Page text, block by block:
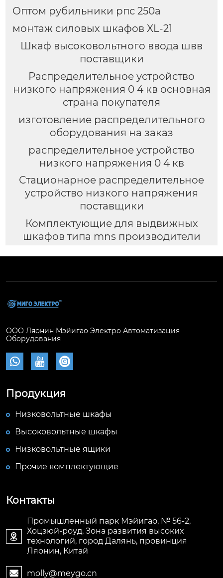
Оптом рубильники рпс 250а
монтаж силовых шкафов XL-21
Шкаф высоковольтного ввода швв
поставщики
Распределительное устройство
низкого напряжения 0 4 кв основная
страна покупателя
изготовление распределительного
оборудования на заказ
распределительное устройство
низкого напряжения 0 4 кв
Стационарное распределительное
устройство низкого напряжения
поставщики
Комплектующие для выдвижных
шкафов типа mns производители
ООО Ляонин Мэйигао Электро Автоматизация
Оборудования
  
Продукция
Низковольтные шкафы
Высоковольтные шкафы
Низковольтные ящики
Прочие комплектующие
Контакты

Промышленный парк Мэйигао, № 56-2,
Хоцзюй-роуд, Зона развития высоких
технологий, город Далянь, провинция
Ляонин, Китай
 molly@meygo.cn